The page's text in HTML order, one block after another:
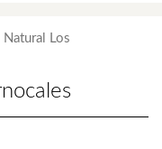
Los